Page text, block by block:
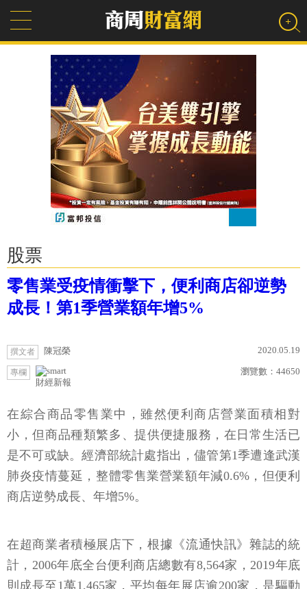
股票
零售業受疫情衝擊下，便利商店卻逆勢
成長！第1季營業額年增5%
撰文者 陳冠榮 2020.05.19
專欄
財經新報
瀏覽數： 44650
在綜合商品零售業中，雖然便利商店營業面積相對
小，但商品種類繁多、提供便捷服務，在日常生活已
是不可或缺。經濟部統計處指出，儘管第1季遭逢武漢
肺炎疫情蔓延，整體零售業營業額年減0.6%，但便利
商店逆勢成長、年增5%。
在超商業者積極展店下，根據《流通快訊》雜誌的統
計，2006年底全台便利商店總數有8,564家，2019年底
則成長至1萬1,465家，平均每年展店逾200家，是驅動